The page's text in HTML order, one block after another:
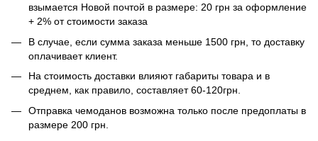
взымается Новой почтой в размере: 20 грн за оформление
+ 2% от стоимости заказа
В случае, если сумма заказа меньше 1500 грн, то доставку
оплачивает клиент.
На стоимость доставки влияют габариты товара и в
среднем, как правило, составляет 60-120грн.
Отправка чемоданов возможна только после предоплаты в
размере 200 грн.